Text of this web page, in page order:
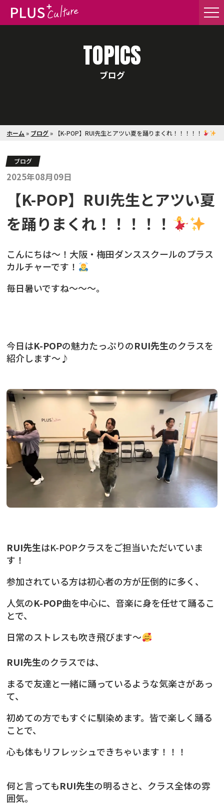
TOPICS
ブログ
ホーム » ブログ» 【K-POP】RUI先生とアツい夏を踊りまくれ！！！！！
ブログ
2025年08月09日
【K-POP】RUI先生とアツい夏
を踊りまくれ！！！！！
こんにちは〜！大阪・梅田ダンススクールのプラス
カルチャーです！
毎日暑いですね〜〜〜。
今日はK-POPの魅力たっぷりのRUI先生のクラスを
紹介します〜♪
RUI先生はK-POPクラスをご担当いただいていま
す！
参加されている方は初心者の方が圧倒的に多く、
人気のK-POP曲を中心に、音楽に身を任せて踊るこ
とで、
日常のストレスも吹き飛びます〜
RUI先生のクラスでは、
まるで友達と一緒に踊っているような気楽さがあっ
て、
初めての方でもすぐに馴染めます。皆で楽しく踊る
ことで、
心も体もリフレッシュできちゃいます！！！
何と言ってもRUI先生の明るさと、クラス全体の雰
囲気。